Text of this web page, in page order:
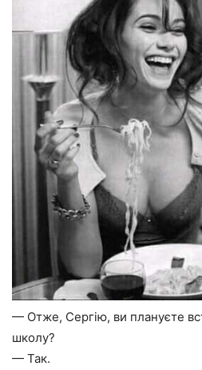
— Отже, Сергію, ви плануєте
школу?
— Так.